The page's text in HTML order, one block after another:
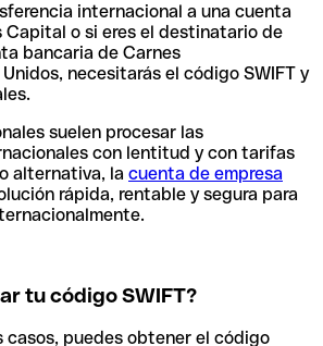
internacional a una cuenta
Capital o si eres el destinatario de
bancaria de Carnes
necesitarás el código SWIFT y
suelen procesar las
con lentitud y con tarifas
alternativa, la cuenta de empresa
rápida, rentable y segura para
tu código SWIFT?
casos, puedes obtener el código